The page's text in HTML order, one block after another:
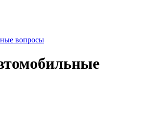
вопросы